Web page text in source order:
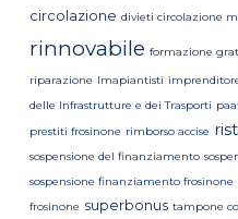
circolazione divieti circolazione
rinnovabile formazione
riparazione Imapiantisti
delle Infrastrutture e dei Trasporti
prestiti frosinone rimborso accise
sospensione del finanziamento
sospensione finanziamento frosinone
frosinone superbonus tampone